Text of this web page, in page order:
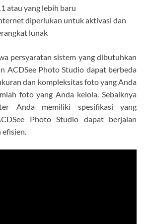
atau yang lebih baru
diperlukan untuk aktivasi dan
lunak
persyaratan sistem yang dibutuhkan
ACDSee Photo Studio dapat berbeda
dan kompleksitas foto yang Anda
foto yang Anda kelola. Sebaiknya
Anda memiliki spesifikasi yang
Photo Studio dapat berjalan
efisien.